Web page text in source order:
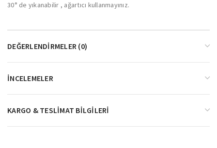
30° de yıkanabilir , ağartıcı kullanmayınız.
DEĞERLENDIRMELER (0)
İNCELEMELER
KARGO & TESLIMAT BILGILERI